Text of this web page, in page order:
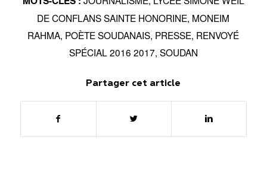
DE CONFLANS SAINTE HONORINE, MONEIM
RAHMA, POÈTE SOUDANAIS, PRESSE, RENVOYÉ
SPÉCIAL 2016 2017, SOUDAN
Partager cet article